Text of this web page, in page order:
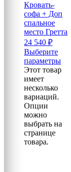
Кровать-
софа + Доп
спальное
место Гретта
24 540 ₽
Выберите
параметры
Этот товар
имеет
несколько
вариаций.
Опции
можно
выбрать на
странице
товара.